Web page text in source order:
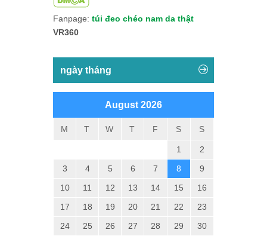
Fanpage: túi đeo chéo nam da thật
VR360
ngày tháng
August 2026
M T W T F S S
1
2
3
4 5 6 7 8
9
10
11 12 13 14 15
16
17
18 19 20 21 22
23
24
25 26 27 28 29
30